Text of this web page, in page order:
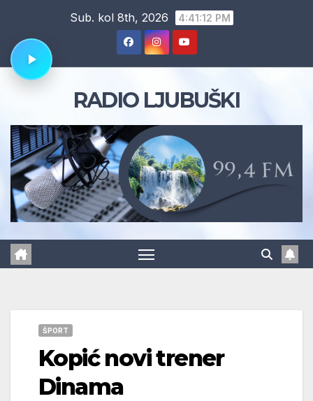
content
Sub. kol 8th, 2026 4:41:13 PM
RADIO LJUBUŠKI
ŠPORT
Kopić novi trener
Dinama